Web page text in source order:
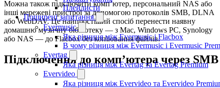
Плейлисти
Поширені запитання
Evermusic
Яка різниця між Evermusic і Flacbox
В чому різниця між Evermusic і Evermusic
Evertag
Яка різниця між Evertag та Evertag Premium
Evervideo
Яка різниця між Evervideo та Evervideo
Можна також підключити комп’ютер, персональний NAS або
інші мережеві пристрої за допомогою протоколів SMB, DLNA
або WebDAV. Це найпростіший спосіб перенести наявну
домашню музичну бібліотеку — з Mac, Windows PC, Synology
або NAS — до Flacbox без копіювання файлів.
Підключення до комп’ютера через SMB